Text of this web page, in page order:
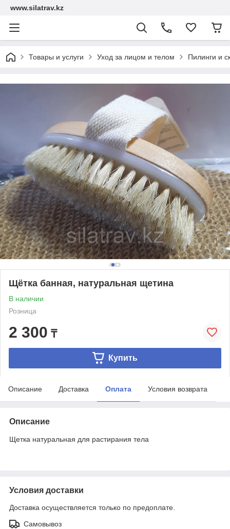
www.silatrav.kz
Товары и услуги Уход за лицом и телом Пилинги и
Щётка банная, натуральная щетина
В наличии
Розница
2 300 ₸
Купить
Описание Доставка Оплата Условия возврата
Описание
Щетка натуральная для растирания тела
Условия доставки
Доставка осуществляется только по предоплате.
Самовывоз